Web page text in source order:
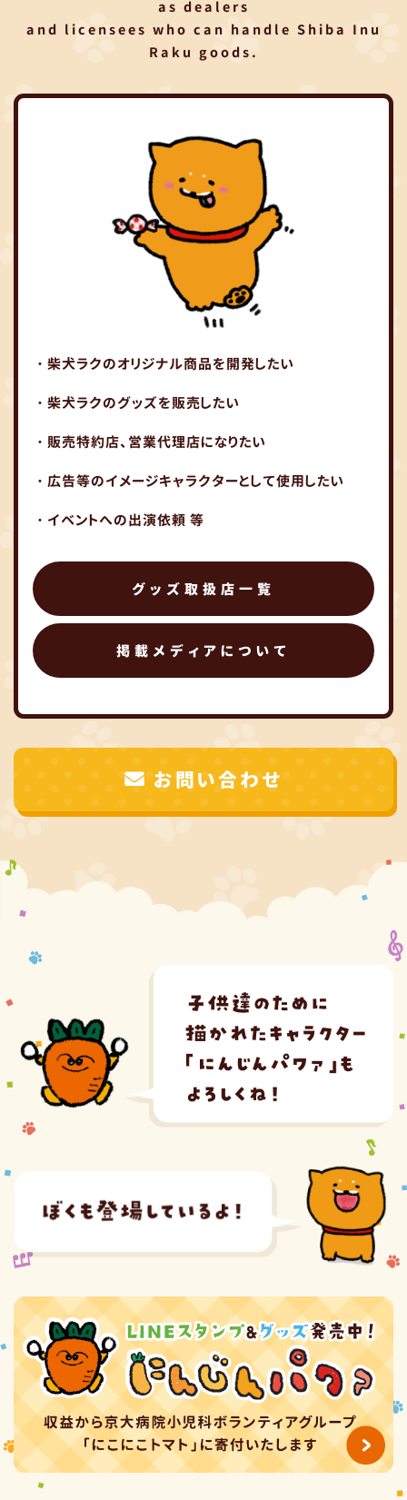
as dealers
and licensees who can handle Shiba Inu
Raku goods.
・柴犬ラクのオリジナル商品を開発したい
・柴犬ラクのグッズを販売したい
・販売特約店、営業代理店になりたい
・広告等のイメージキャラクターとして使用したい
・イベントへの出演依頼 等
グッズ取扱店一覧
掲載メディアについて
お問い合わせ